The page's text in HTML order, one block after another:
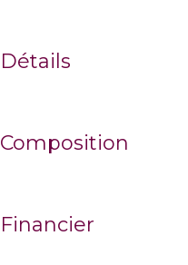
Détails
Composition
Financier